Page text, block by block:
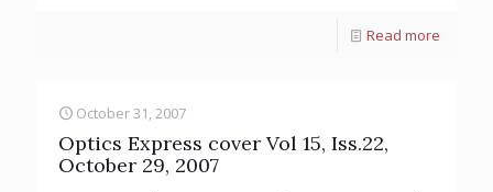
Read more
October 31, 2007
Optics Express cover Vol 15, Iss.22,
October 29, 2007